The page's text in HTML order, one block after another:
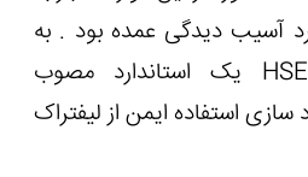
و 5758 مورد آسیب دیدگی عمده بود . به
HSE یک استاندارد مصوب
سازی استفاده ایمن از لیفتراک